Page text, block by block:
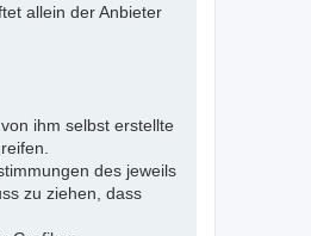
allein der Anbieter
ihm selbst erstellte
des jeweils
zu ziehen, dass